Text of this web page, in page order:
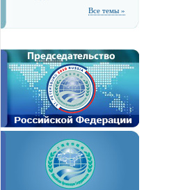
Все темы »